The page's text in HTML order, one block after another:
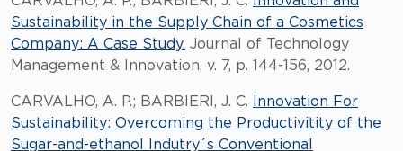
Sustainability in the Supply Chain of a Cosmetics
Company: A Case Study. Journal of Technology
Management & Innovation, v. 7, p. 144-156, 2012.
CARVALHO, A. P.; BARBIERI, J. C.
Innovation For
Sustainability: Overcoming the Productivitity of the
Sugar-and-ethanol Indutry´s Conventional